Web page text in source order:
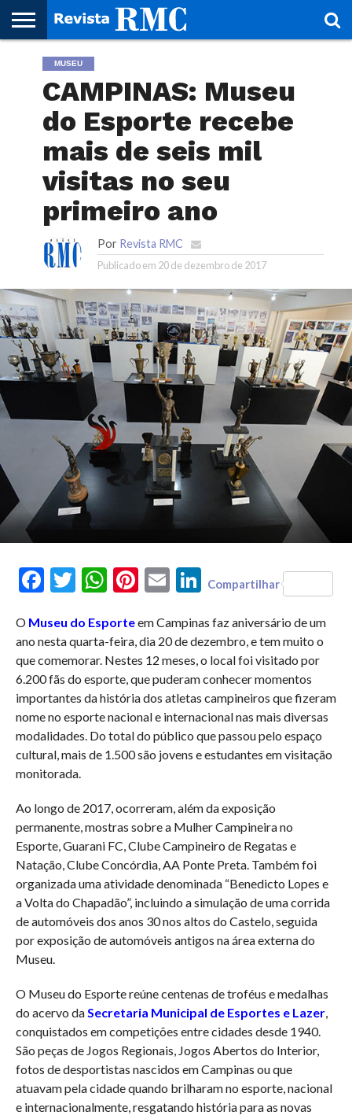
HOME
REVISTA
PROJETO
RMC – 20
ARTE &
NOTÍCIAS
EDIÇÕES
PARCEIROS
FAÇA
SEU
SITE!
FALEMUSEU
CAMPINAS: Museu
do Esporte recebe
mais de seis mil
visitas no seu
primeiro ano
Por Revista RMC
Publicado em 20 de dezembro de 2017
FacebookTwitterWhatsAppPinterest
Email LinkedIn
Compartilhar
O Museu do Esporteem Campinas faz aniversário de um
ano nesta quarta-feira, dia 20 de dezembro, e tem muito o
que comemorar. Nestes 12 meses, o local foi visitado por
6.200 fãs do esporte, que puderam conhecer momentos
importantes da história dos atletas campineiros que fizeram
nome no esporte nacional e internacional nas mais diversas
modalidades. Do total do público que passou pelo espaço
cultural, mais de 1.500 são jovens e estudantes em visitação
monitorada.
Ao longo de 2017, ocorreram, além da exposição
permanente, mostras sobre a Mulher Campineira no
Esporte, Guarani FC, Clube Campineiro de Regatas e
Natação, Clube Concórdia, AA Ponte Preta. Também foi
organizada uma atividade denominada “Benedicto Lopes e
a Volta do Chapadão”, incluindo a simulação de uma corrida
de automóveis dos anos 30 nos altos do Castelo, seguida
por exposição de automóveis antigos na área externa do
Museu.
O Museu do Esporte reúne centenas de troféus e medalhas
do acervo daSecretaria Municipal de Esportes e Lazer,
conquistados em competições entre cidades desde 1940.
São peças de Jogos Regionais, Jogos Abertos do Interior,
fotos de desportistas nascidos em Campinas ou que
atuavam pela cidade quando brilharam no esporte, nacional
e internacionalmente, resgatando história para as novas